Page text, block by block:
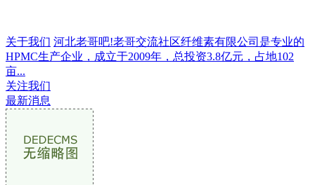
关于我们 河北老哥吧!老哥交流社区纤维素有限公司是专业的
HPMC生产企业，成立于2009年，总投资3.8亿元，占地102
亩...
关注我们
最新消息